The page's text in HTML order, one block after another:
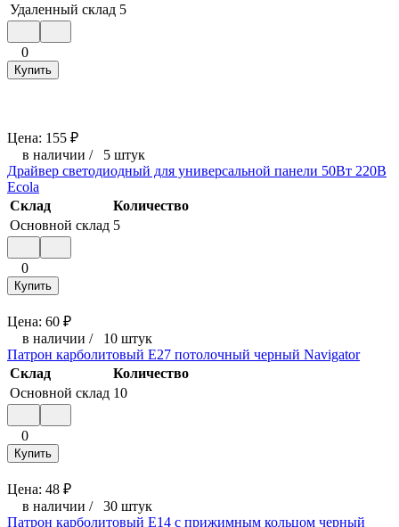
Удаленный склад 5
0
Купить
Цена: 155 ₽
в наличии / 5 штук
Драйвер светодиодный для универсальной панели 50Вт 220В
Ecola
Склад
Количество
Основной склад 5
0
Купить
Цена: 60 ₽
в наличии / 10 штук
Патрон карболитовый Е27 потолочный черный Navigator
Склад
Количество
Основной склад 10
0
Купить
Цена: 48 ₽
в наличии / 30 штук
Патрон карболитовый E14 с прижимным кольцом черный